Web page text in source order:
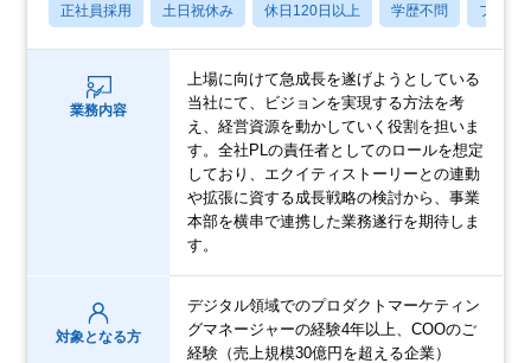
正社員採用 土日祝休み 休日120日以上 学歴不問 フレッ
業務内容
上場に向けて急成長を遂げようとしている
当社にて、ビジョンを実現する方法を考
え、経営資源を動かしていく役割を担いま
す。全社PLの責任者としてのロールを想定
しており、エクイティストーリーとの連動
や拡張に資する成長戦略の検討から、事業
本部を横串で連携した業務遂行を期待しま
す。
対象となる方
デジタル領域でのプロダクトマーケティン
グマネージャーの経験4年以上、COOのご
経験（売上規模30億円を超える企業）